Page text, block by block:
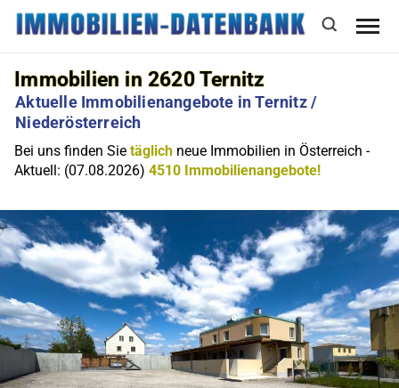
Immobilien in 2620 Ternitz
Aktuelle Immobilienangebote in Ternitz /
Niederösterreich
Bei uns finden Sietäglich neue Immobilien in Österreich -
Aktuell: (07.08.2026)4510 Immobilienangebote!